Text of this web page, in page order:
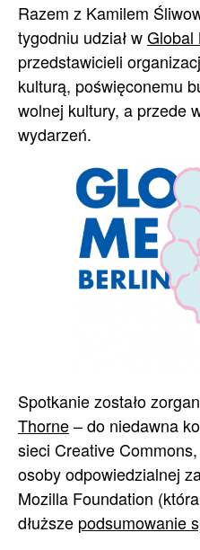
Razem z Kamilem
tygodniu udział wGlobal
przedstawicieli
kulturą, poświęconemu
wolnej kultury, a przede
wydarzeń.
Spotkanie zostało
Thorne– do niedawna
sieci Creative
osoby odpowiedzialnej
Mozilla Foundation
dłuższe podsumowanie